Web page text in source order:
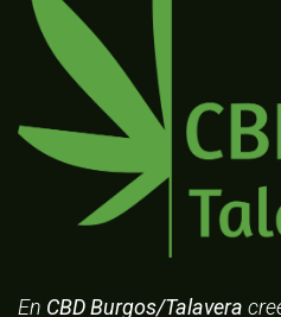
En CBD Burgos/Talavera